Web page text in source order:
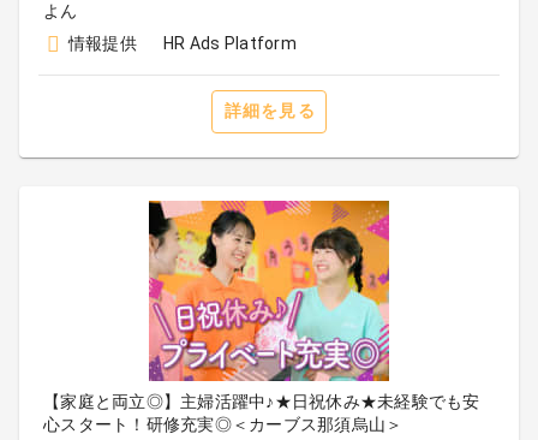
よん
情報提供
HR Ads Platform
詳細を見る
【家庭と両立◎】主婦活躍中♪★日祝休み★未経験でも安
心スタート！研修充実◎＜カーブス那須烏山＞